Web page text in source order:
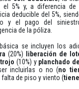
5% y, a diferencia de
deducible del 5%,
y el pago del
de la póliza.
se incluyen los
(20%) liberación de
(10%) y planchado
incluirlas o no (no
de piso y viento (